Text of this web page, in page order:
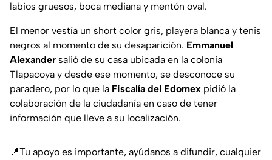
labios gruesos, boca mediana y mentón oval.
El menor vestía un short color gris, playera blanca y tenis
negros al momento de su desaparición. Emmanuel
Alexander salió de su casa ubicada en la colonia
Tlapacoya y desde ese momento, se desconoce su
paradero, por lo que la Fiscalía del Edomex pidió la
colaboración de la ciudadanía en caso de tener
información que lleve a su localización.
📍Tu apoyo es importante, ayúdanos a difundir, cualquier